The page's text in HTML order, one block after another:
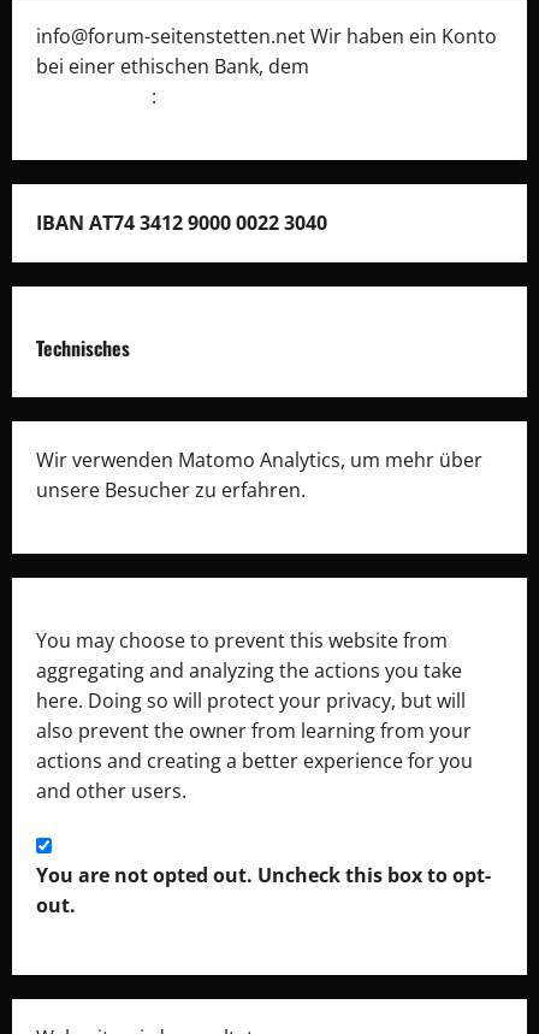
info@forum-seitenstetten.net Wir haben ein Konto
bei einer ethischen Bank, dem
:
IBAN AT74 3412 9000 0022 3040
Technisches
Wir verwenden Matomo Analytics, um mehr über
unsere Besucher zu erfahren.
You may choose to prevent this website from
aggregating and analyzing the actions you take
here. Doing so will protect your privacy, but will
also prevent the owner from learning from your
actions and creating a better experience for you
and other users.
You are not opted out. Uncheck this box to opt-
out.